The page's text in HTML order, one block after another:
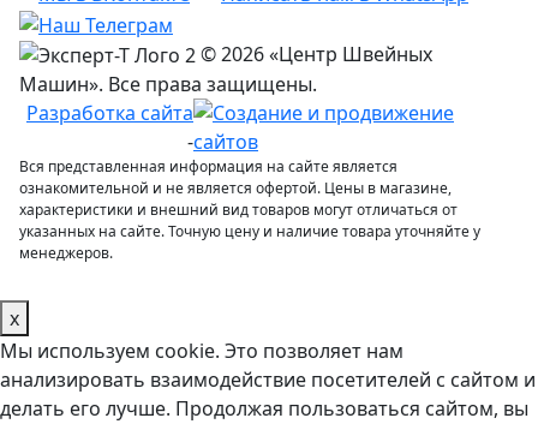
© 2026 «Центр Швейных
Машин». Все права защищены.
Разработка сайта
-
Вся представленная информация на сайте является
ознакомительной и не является офертой. Цены в магазине,
характеристики и внешний вид товаров могут отличаться от
указанных на сайте. Точную цену и наличие товара уточняйте у
менеджеров.
x
Мы используем cookie. Это позволяет нам
анализировать взаимодействие посетителей с сайтом и
делать его лучше. Продолжая пользоваться сайтом, вы